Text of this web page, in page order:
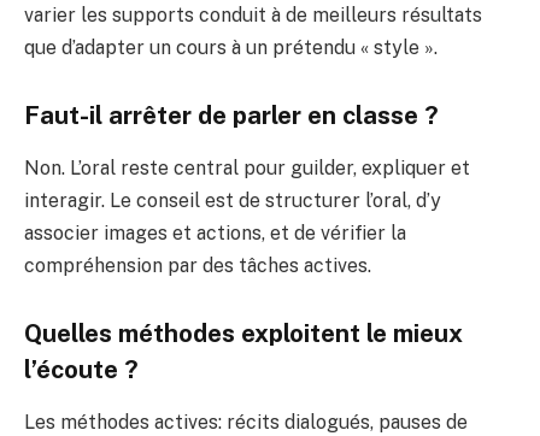
varier les supports conduit à de meilleurs résultats
que d’adapter un cours à un prétendu « style ».
Faut-il arrêter de parler en classe ?
Non. L’oral reste central pour guilder, expliquer et
interagir. Le conseil est de structurer l’oral, d’y
associer images et actions, et de vérifier la
compréhension par des tâches actives.
Quelles méthodes exploitent le mieux
l’écoute ?
Les méthodes actives: récits dialogués, pauses de